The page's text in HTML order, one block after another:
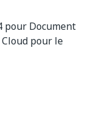
pour Document
pour le